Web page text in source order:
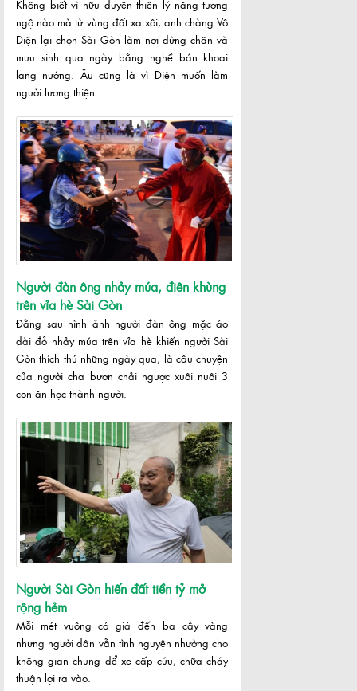
Không biết vì hữu duyên thiên lý năng tương
ngộ nào mà từ vùng đất xa xôi, anh chàng Vô
Diện lại chọn Sài Gòn làm nơi dừng chân và
mưu sinh qua ngày bằng nghề bán khoai
lang nướng. Âu cũng là vì Diện muốn làm
người lương thiện.
Người đàn ông nhảy múa, điên khùng
trên vỉa hè Sài Gòn
Đằng sau hình ảnh người đàn ông mặc áo
dài đỏ nhảy múa trên vỉa hè khiến người Sài
Gòn thích thú những ngày qua, là câu chuyện
của người cha bươn chải ngược xuôi nuôi 3
con ăn học thành người.
Người Sài Gòn hiến đất tiền tỷ mở
rộng hẻm
Mỗi mét vuông có giá đến ba cây vàng
nhưng người dân vẫn tình nguyện nhường cho
không gian chung để xe cấp cứu, chữa cháy
thuận lợi ra vào.